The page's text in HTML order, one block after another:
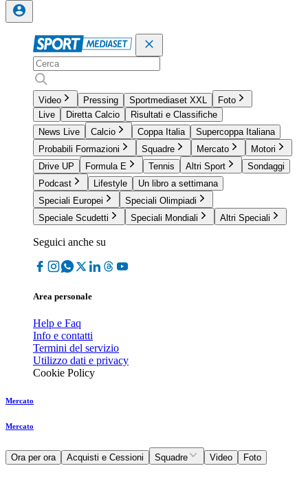
Video Pressing Sportmediaset XXL
Foto
Live
Diretta Calcio
Risultati e Classifiche
News Live
Calcio Coppa Italia
Supercoppa Italiana
Probabili Formazioni
Squadre Mercato
Motori
Drive UP
Formula E Tennis Altri Sport
Sondaggi
Podcast
Lifestyle
Un libro a settimana
Speciali Europei
Speciali Olimpiadi
Speciale Scudetti
Speciali Mondiali Altri Speciali
Seguici anche su
Area personale
Help e Faq
Info e contatti
Termini del servizio
Utilizzo dati e privacy
Cookie Policy
Mercato
Mercato
Ora per ora Acquisti e Cessioni Squadre Video Foto